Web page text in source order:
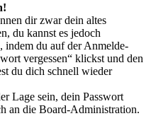
dir zwar dein altes
du kannst es jedoch
indem du auf der Anmelde-
vergessen“ klickst und den
du dich schnell wieder
Lage sein, dein Passwort
an die Board-Administration.